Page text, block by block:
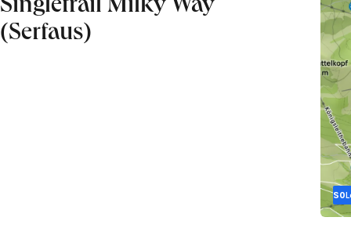
Singletrail Milky Way
(Serfaus)
S0